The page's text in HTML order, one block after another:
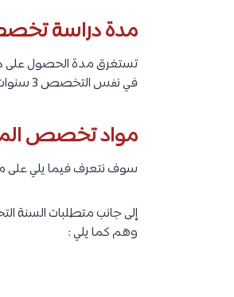
مدة دراسة
في نفس التخصص 3 سنوات دراسية، كما في
مواد تخصص
سوف نتعرف فيما يلي على
إلى جانب متطلبات السنة
وهم كما يلي :